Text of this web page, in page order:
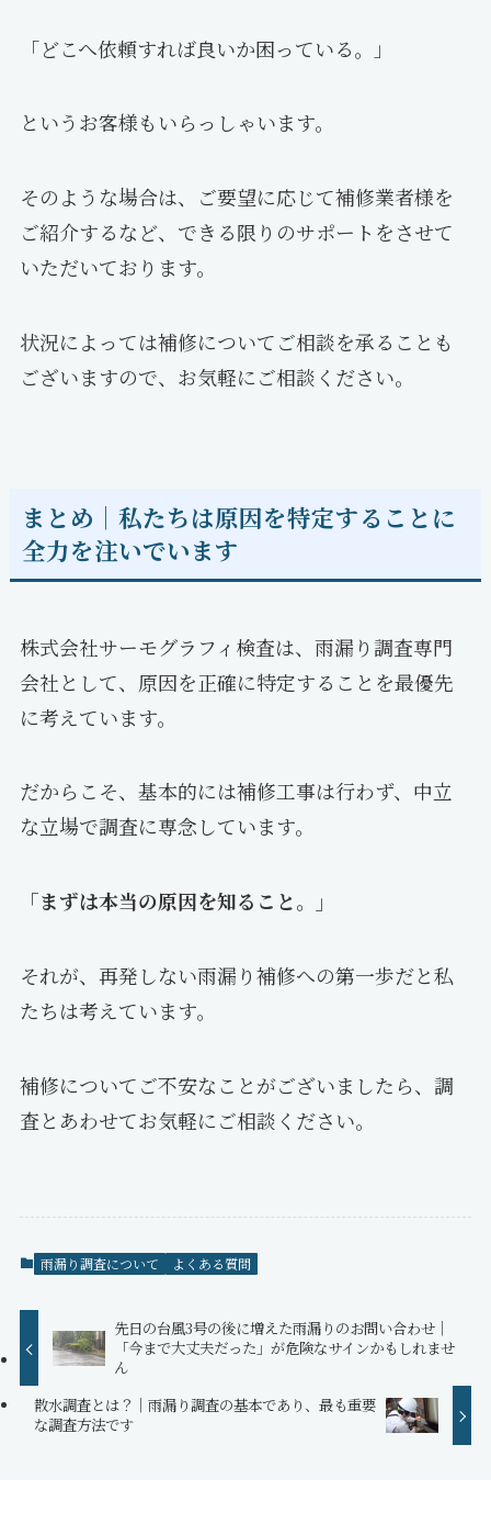
「どこへ依頼すれば良いか困っている。」
というお客様もいらっしゃいます。
そのような場合は、ご要望に応じて補修業者様を
ご紹介するなど、できる限りのサポートをさせて
いただいております。
状況によっては補修についてご相談を承ることも
ございますので、お気軽にご相談ください。
まとめ｜私たちは原因を特定することに
全力を注いでいます
株式会社サーモグラフィ検査は、雨漏り調査専門
会社として、原因を正確に特定することを最優先
に考えています。
だからこそ、基本的には補修工事は行わず、中立
な立場で調査に専念しています。
「まずは本当の原因を知ること。」
それが、再発しない雨漏り補修への第一歩だと私
たちは考えています。
補修についてご不安なことがございましたら、調
査とあわせてお気軽にご相談ください。
雨漏り調査について よくある質問
先日の台風3号の後に増えた雨漏りのお問い合わせ｜
「今まで大丈夫だった」が危険なサインかもしれませ
ん
散水調査とは？｜雨漏り調査の基本であり、最も重要
な調査方法です